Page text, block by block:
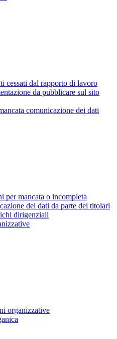
cessati dal rapporto di lavoro
da pubblicare sul sito
comunicazione dei dati
per mancata o incompleta
dei dati da parte dei titolari
dirigenziali
organizzative